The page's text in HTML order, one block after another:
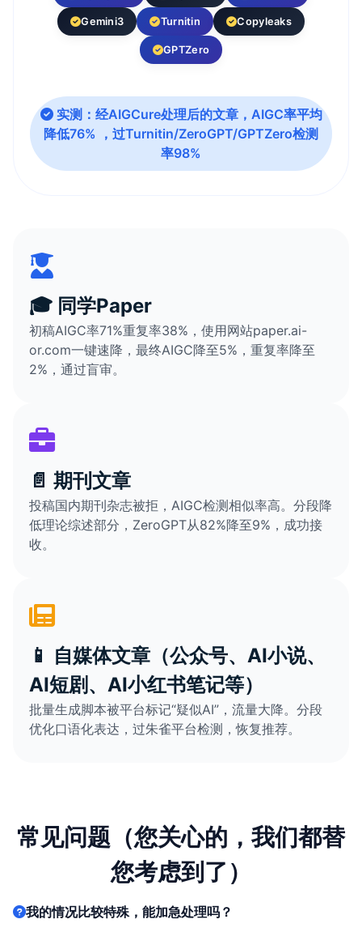
Gemini3 Turnitin Copyleaks
GPTZero
实测：经AIGCure处理后的文章，AIGC率平均
降低76% ，过Turnitin/ZeroGPT/GPTZero检测
率98%
🎓 同学Paper
初稿AIGC率71%重复率38%，使用网站paper.ai-
or.com一键速降，最终AIGC降至5%，重复率降至
2%，通过盲审。
📄 期刊文章
投稿国内期刊杂志被拒，AIGC检测相似率高。分段降
低理论综述部分，ZeroGPT从82%降至9%，成功接
收。
📱 自媒体文章（公众号、AI小说、
AI短剧、AI小红书笔记等）
批量生成脚本被平台标记“疑似AI”，流量大降。分段
优化口语化表达，过朱雀平台检测，恢复推荐。
常见问题（您关心的，我们都替
您考虑到了）
我的情况比较特殊，能加急处理吗？